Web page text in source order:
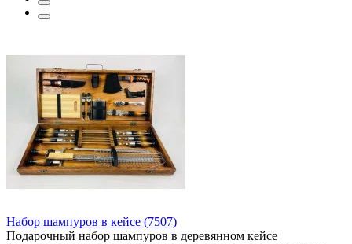
Набор шампуров в кейсе (7507)
Подарочный набор шампуров в деревянном кейсе